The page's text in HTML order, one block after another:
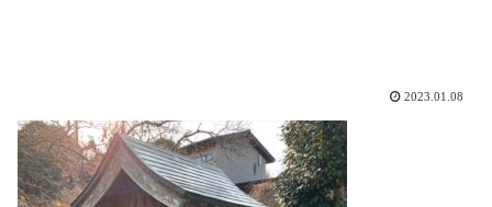
2023.01.08